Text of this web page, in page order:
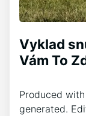
Vyklad
Vám To
Produced
generated.